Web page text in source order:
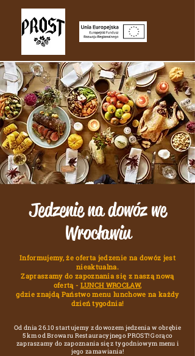
Jedzenie na dowóz we
Wrocławiu
Informujemy, że oferta jedzenie na dowóz jest
nieaktualna.
Zapraszamy do zapoznania się z naszą nową
ofertą - LUNCH WROCŁAW,
gdzie znajdą Państwo menu lunchowe na każdy
dzień tygodnia!
Od dnia 26.10 startujemy z dowozem jedzenia w obrębie
5 km od Browaru Restauracyjnego PROST! Gorąco
zapraszamy do zapoznania się z tygodniowym menu i
jego zamawiania!